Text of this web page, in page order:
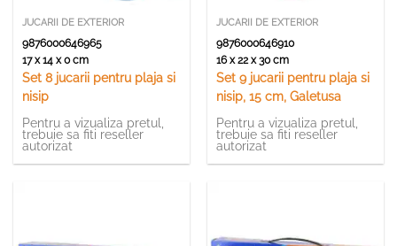
JUCARII DE EXTERIOR
9876000646965
17 x 14 x 0 cm
Set 8 jucarii pentru plaja si
nisip
Pentru a vizualiza pretul,
trebuie sa fiti reseller
autorizat
JUCARII DE EXTERIOR
9876000646910
16 x 22 x 30 cm
Set 9 jucarii pentru plaja si
nisip, 15 cm, Galetusa
Pentru a vizualiza pretul,
trebuie sa fiti reseller
autorizat